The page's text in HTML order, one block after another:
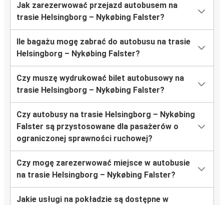
Jak zarezerwować przejazd autobusem na
trasie Helsingborg – Nykøbing Falster?
Ile bagażu mogę zabrać do autobusu na trasie
Helsingborg – Nykøbing Falster?
Czy muszę wydrukować bilet autobusowy na
trasie Helsingborg – Nykøbing Falster?
Czy autobusy na trasie Helsingborg – Nykøbing
Falster są przystosowane dla pasażerów o
ograniczonej sprawności ruchowej?
Czy mogę zarezerwować miejsce w autobusie
na trasie Helsingborg – Nykøbing Falster?
Jakie usługi na pokładzie są dostępne w